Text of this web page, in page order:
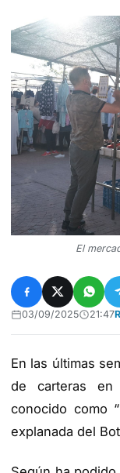
El
03/09/2025 21:47
En las últimas
de carteras en
conocido como
explanada del